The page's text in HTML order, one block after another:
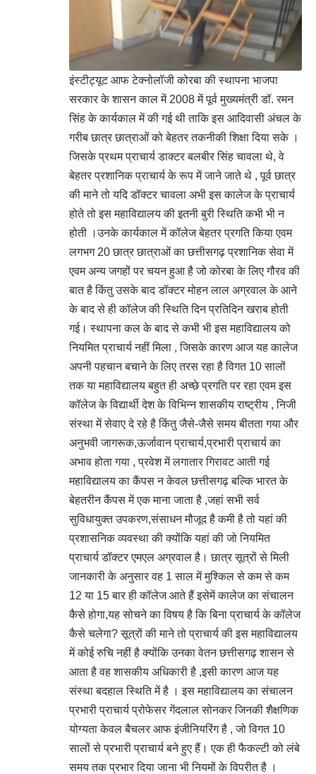
इंस्टीट्यूट आफ टेक्नोलॉजी कोरबा की स्थापना भाजपा
सरकार के शासन काल में 2008 में पूर्व मुख्यमंत्री डॉ. रमन
सिंह के कार्यकाल में की गई थी ताकि इस आदिवासी अंचल के
गरीब छात्र छात्राओं को बेहतर तकनीकी शिक्षा दिया सके ।
जिसके प्रथम प्राचार्य डाक्टर बलबीर सिंह चावला थे, वे
बेहतर प्रशानिक प्राचार्य के रूप में जाने जाते थे , पूर्व छात्र
की माने तो यदि डॉक्टर चावला अभी इस कालेज के प्राचार्य
होते तो इस महाविद्यालय की इतनी बुरी स्थिति कभी भी न
होती ।उनके कार्यकाल में कॉलेज बेहतर प्रगति किया एवम
लगभग 20 छात्र छात्राओं का छत्तीसगढ़ प्रशानिक सेवा में
एवम अन्य जगहों पर चयन हुआ है जो कोरबा के लिए गौरव की
बात है किंतु उसके बाद डॉक्टर मोहन लाल अग्रवाल के आने
के बाद से ही कॉलेज की स्थिति दिन प्रतिदिन खराब होती
गई। स्थापना कल के बाद से कभी भी इस महाविद्यालय को
नियमित प्राचार्य नहीं मिला , जिसके कारण आज यह कालेज
अपनी पहचान बचाने के लिए तरस रहा है विगत 10 सालों
तक या महाविद्यालय बहुत ही अच्छे प्रगति पर रहा एवम इस
कॉलेज के विद्यार्थी देश के विभिन्न शासकीय राष्ट्रीय , निजी
संस्था में सेवाए दे रहे है किंतु जैसे-जैसे समय बीतता गया और
अनुभवी जागरूक,ऊर्जावान प्राचार्य,प्रभारी प्राचार्य का
अभाव होता गया , प्रवेश में लगातार गिरावट आती गई
महाविद्यालय का कैंपस न केवल छत्तीसगढ़ बल्कि भारत के
बेहतरीन कैंपस में एक माना जाता है ,जहां सभी सर्व
सुविधायुक्त उपकरण,संसाधन मौजूद है कमी है तो यहां की
प्रशासनिक व्यवस्था की क्योंकि यहां की जो नियमित
प्राचार्य डॉक्टर एमएल अग्रवाल है। छात्र सूत्रों से मिली
जानकारी के अनुसार वह 1 साल में मुश्किल से कम से कम
12 या 15 बार ही कॉलेज आते हैं इसेमें कालेज का संचालन
कैसे होगा,यह सोचने का विषय है कि बिना प्राचार्य के कॉलेज
कैसे चलेगा? सूत्रों की माने तो प्राचार्य की इस महाविद्यालय
में कोई रुचि नहीं है क्योंकि उनका वेतन छत्तीसगढ़ शासन से
आता है वह शासकीय अधिकारी है ,इसी कारण आज यह
संस्था बदहाल स्थिति में है । इस महाविद्यालय का संचालन
प्रभारी प्राचार्य प्रोफेसर गेंदलाल सोनकर जिनकी शैक्षणिक
योग्यता केवल बैचलर आफ इंजीनियरिंग है , जो विगत 10
सालों से प्रभारी प्राचार्य बने हुए हैं। एक ही फैकल्टी को लंबे
समय तक प्रभार दिया जाना भी नियमों के विपरीत है ।